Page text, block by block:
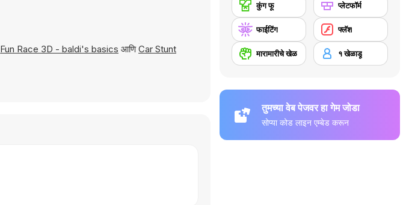
Fun Race 3D - baldi's basics आणिCar Stunt
कुंग फू प्लेटफॉर्म
फाईटिंग फ्लॅश
मारामारीचे खेळ १ खेळाडू
तुमच्या वेब पेजवर हा गेम जोडा
सोप्या कोड लाइन एम्बेड करून